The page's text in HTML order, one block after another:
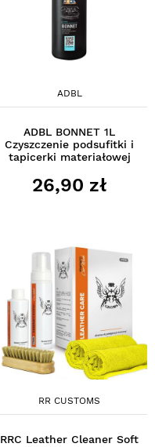
ADBL
ADBL BONNET 1L
Czyszczenie podsufitki i
tapicerki materiałowej
26,90 zł
RR CUSTOMS
RRC Leather Cleaner Soft